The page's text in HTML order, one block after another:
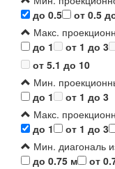
до 0.5
от 0.5
Макс.
до 1
от 1 до 3
от 5.1 до 10
Мин.
до 1
от 1 до 3
Макс.
до 1
от 1 до 3
Мин. диагональ
до 0.75 м
от